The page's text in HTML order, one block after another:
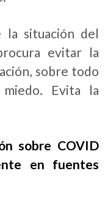
la situación del
evitar la
sobre todo
Evita la
sobre COVID
en fuentes